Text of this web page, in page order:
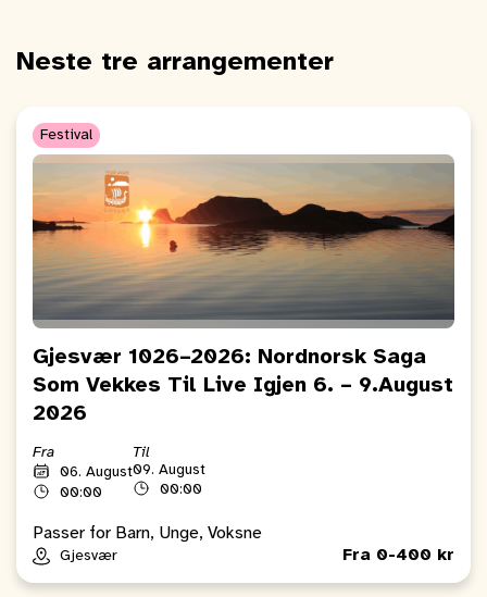
Neste tre arrangementer
Festival
Gjesvær 1026–2026: Nordnorsk Saga
Som Vekkes Til Live Igjen 6. – 9.August
2026
Fra
06. August
00:00
Til
09. August
00:00
Passer for Barn, Unge, Voksne
Gjesvær Fra 0-400 kr